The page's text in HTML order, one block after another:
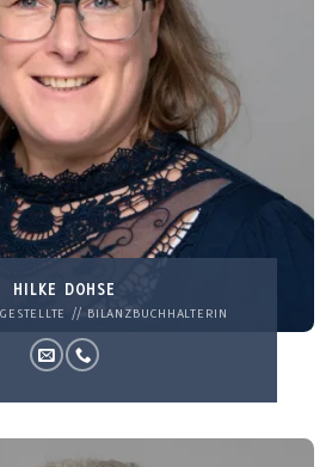
HILKE DOHSE
// BILANZBUCHHALTERIN